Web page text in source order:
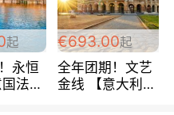
起
永恒
法
€693.00起
全年团期！文艺
金线 【意大利一